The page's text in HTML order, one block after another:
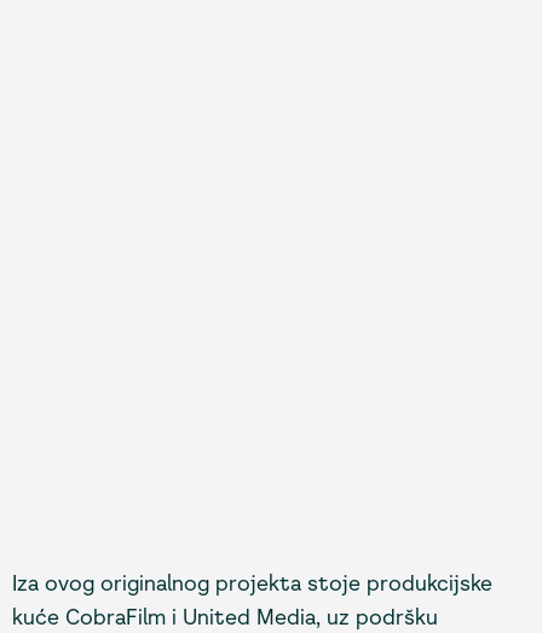
Iza ovog originalnog projekta stoje produkcijske
kuće CobraFilm i United Media, uz podršku